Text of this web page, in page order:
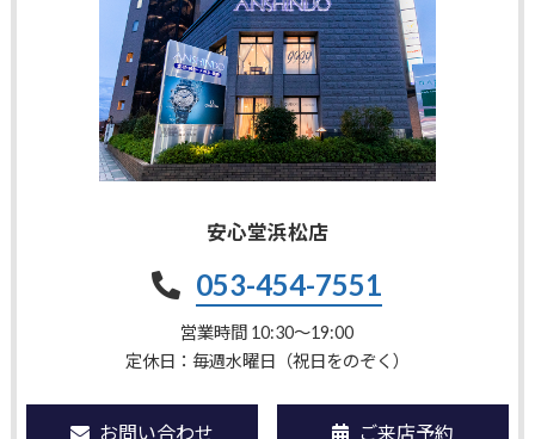
安心堂浜松店
053-454-7551
営業時間 10:30〜19:00
定休日：毎週水曜日（祝日をのぞく）
お問い合わせ ご来店予約